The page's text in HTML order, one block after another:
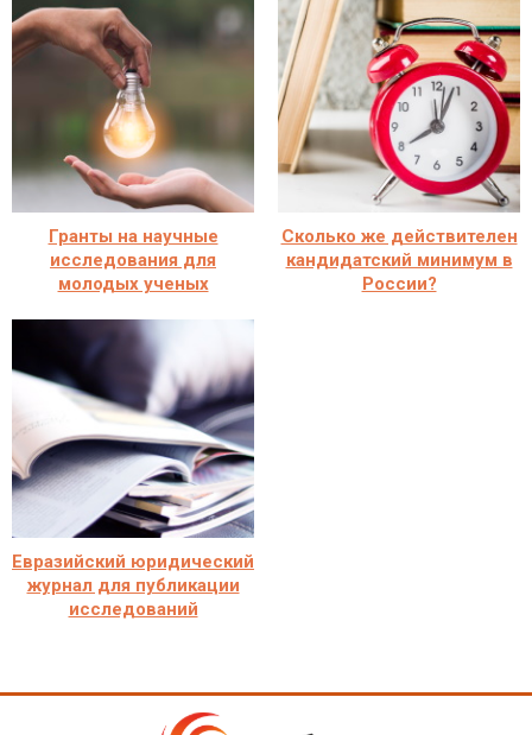
Гранты на научные
исследования для
молодых ученых
Сколько же действителен
кандидатский минимум в
России?
Евразийский юридический
журнал для публикации
исследований